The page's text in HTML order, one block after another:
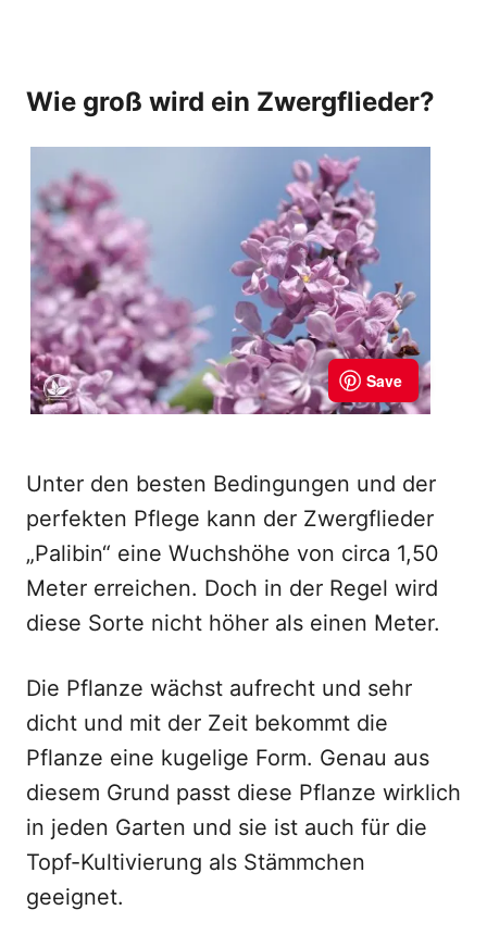
Wie groß wird ein Zwergflieder?
Unter den besten Bedingungen und der
perfekten Pflege kann der Zwergflieder
„Palibin“ eine Wuchshöhe von circa 1,50
Meter erreichen. Doch in der Regel wird
diese Sorte nicht höher als einen Meter.
Die Pflanze wächst aufrecht und sehr
dicht und mit der Zeit bekommt die
Pflanze eine kugelige Form. Genau aus
diesem Grund passt diese Pflanze wirklich
in jeden Garten und sie ist auch für die
Topf-Kultivierung als Stämmchen
geeignet.